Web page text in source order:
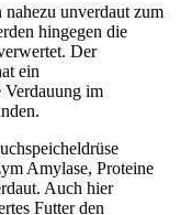
unverdaut zum
hingegen die
Der
ein
Verdauung im
Amylase, Proteine
Auch hier
Futter den